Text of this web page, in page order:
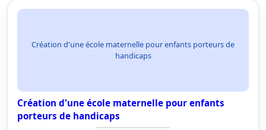
Création d'une école maternelle pour enfants porteurs de
handicaps
Création d'une école maternelle pour enfants
porteurs de handicaps